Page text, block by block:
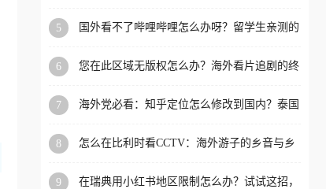
扰。
5
国外看不了哔哩哔哩怎么办呀？留学生亲测的
6
您在此区域无版权怎么办？海外看片追剧的终
7
海外党必看：知乎定位怎么修改到国内？泰国
8
怎么在比利时看CCTV：海外游子的乡音与乡
9
在瑞典用小红书地区限制怎么办？试试这招，